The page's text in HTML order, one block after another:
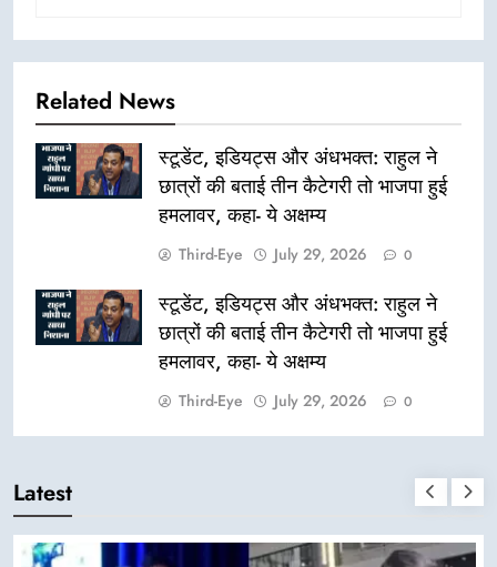
Related News
स्टूडेंट, इडियट्स और अंधभक्त: राहुल ने
छात्रों की बताई तीन कैटेगरी तो भाजपा हुई
हमलावर, कहा- ये अक्षम्य
Third-Eye July 29, 2026 0
स्टूडेंट, इडियट्स और अंधभक्त: राहुल ने
छात्रों की बताई तीन कैटेगरी तो भाजपा हुई
हमलावर, कहा- ये अक्षम्य
Third-Eye July 29, 2026 0
Latest